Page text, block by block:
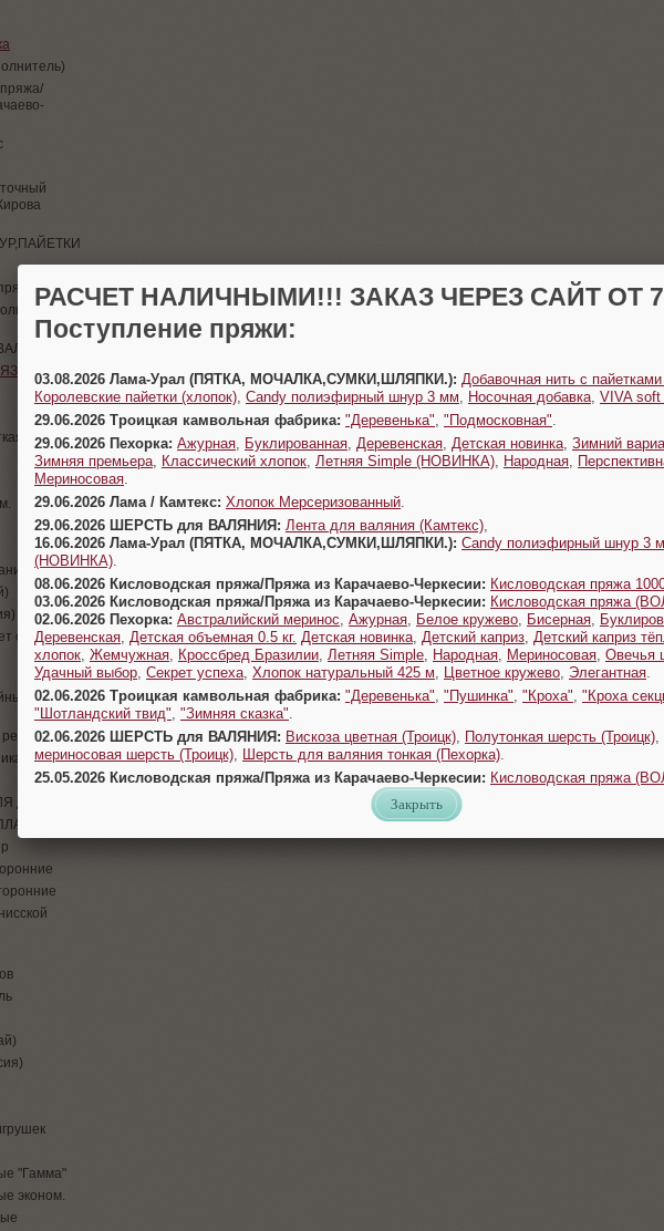
с
ДЕНЕГ
"Гамма"
эконом.
РАСЧЕТ НАЛИЧНЫМИ!!! ЗАКАЗ ЧЕРЕЗ САЙТ ОТ
Поступление пряжи:
03.08.2026 Лама-Урал (ПЯТКА, МОЧАЛКА,СУМКИ,ШЛЯПКИ.): Добавочная нить с
Королевские пайетки (хлопок) Candy полиэфирный шнур 3 мм Носочная добавка VIVA
29.06.2026 Троицкая камвольная фабрика: "Деревенька" "Подмосковная"
29.06.2026 Пехорка: Ажурная Буклированная Деревенская Детская новинка Зимний
Зимняя премьера
Классический хлопок Летняя Simple (НОВИНКА) Народная
Мериносовая
29.06.2026 Лама / Камтекс: Хлопок Мерсеризованный
29.06.2026 ШЕРСТЬ для ВАЛЯНИЯ: Лента для валяния (Камтекс)
16.06.2026 Лама-Урал (ПЯТКА, МОЧАЛКА,СУМКИ,ШЛЯПКИ.): Candy полиэфирный шнур 3
(НОВИНКА)
08.06.2026 Кисловодская пряжа/Пряжа из Карачаево-Черкесии: Кисловодская пряжа
03.06.2026 Кисловодская пряжа/Пряжа из Карачаево-Черкесии: Кисловодская пряжа
02.06.2026 Пехорка: Австралийский меринос Ажурная Белое кружево Бисерная
Деревенская Детская объемная 0.5 кг. Детская новинка Детский каприз Детский каприз
хлопок Жемчужная Кроссбред Бразилии Летняя Simple Народная Мериносовая Овечья
Удачный выбор Секрет успеха Хлопок натуральный 425 м Цветное кружево Элегантная
02.06.2026 Троицкая камвольная фабрика: "Деревенька" "Пушинка" "Кроха" "Кроха
"Шотландский твид" "Зимняя сказка"
02.06.2026 ШЕРСТЬ для ВАЛЯНИЯ: Вискоза цветная (Троицк) Полутонкая шерсть (Троицк)
мериносовая шерсть (Троицк)
Шерсть для валяния тонкая (Пехорка)
25.05.2026 Кисловодская пряжа/Пряжа из Карачаево-Черкесии: Кисловодская пряжа
Закрыть